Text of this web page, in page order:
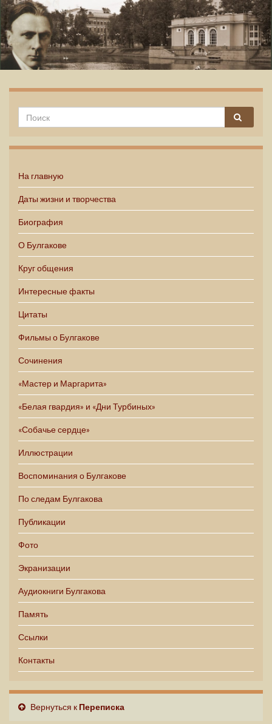
На главную
Даты жизни и творчества
Биография
О Булгакове
Круг общения
Интересные факты
Цитаты
Фильмы о Булгакове
Сочинения
«Мастер и Маргарита»
«Белая гвардия» и «Дни Турбиных»
«Собачье сердце»
Иллюстрации
Воспоминания о Булгакове
По следам Булгакова
Публикации
Фото
Экранизации
Аудиокниги Булгакова
Память
Ссылки
Контакты
Вернуться к Переписка